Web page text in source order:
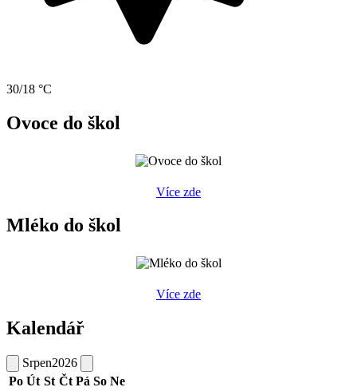
30/18 °C
Ovoce do škol
Více zde
Mléko do škol
Více zde
Kalendář
Srpen2026
Po Út St Čt Pá So Ne